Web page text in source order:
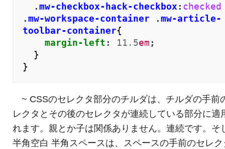
.mw-checkbox-hack-checkbox : checked
.mw-workspace-container .mw-article-
toolbar-container{
margin-left : 11.5em ;
}
}
~ CSSのセレクタ部分のチルダは、チルダの手前
レクタとその後のセレクタが連続している部分に適
れます。親とか子は関係ありません。連続です。そ
半角空白 半角スペースは、スペースの手前のセレ